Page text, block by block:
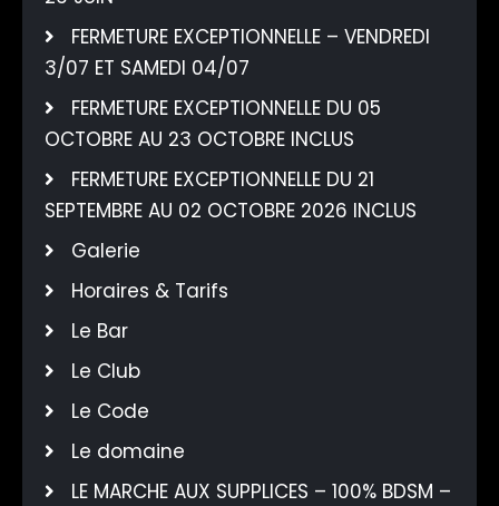
FERMETURE EXCEPTIONNELLE – VENDREDI
3/07 ET SAMEDI 04/07
FERMETURE EXCEPTIONNELLE DU 05
OCTOBRE AU 23 OCTOBRE INCLUS
FERMETURE EXCEPTIONNELLE DU 21
SEPTEMBRE AU 02 OCTOBRE 2026 INCLUS
Galerie
Horaires & Tarifs
Le Bar
Le Club
Le Code
Le domaine
LE MARCHE AUX SUPPLICES – 100% BDSM –